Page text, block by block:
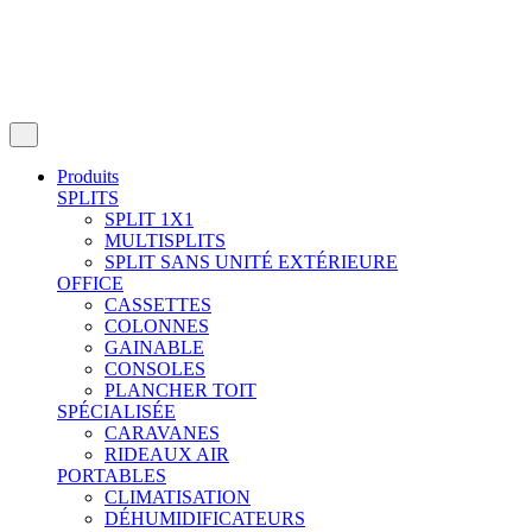
Produits
SPLITS
SPLIT 1X1
MULTISPLITS
SPLIT SANS UNITÉ EXTÉRIEURE
OFFICE
CASSETTES
COLONNES
GAINABLE
CONSOLES
PLANCHER TOIT
SPÉCIALISÉE
CARAVANES
RIDEAUX AIR
PORTABLES
CLIMATISATION
DÉHUMIDIFICATEURS